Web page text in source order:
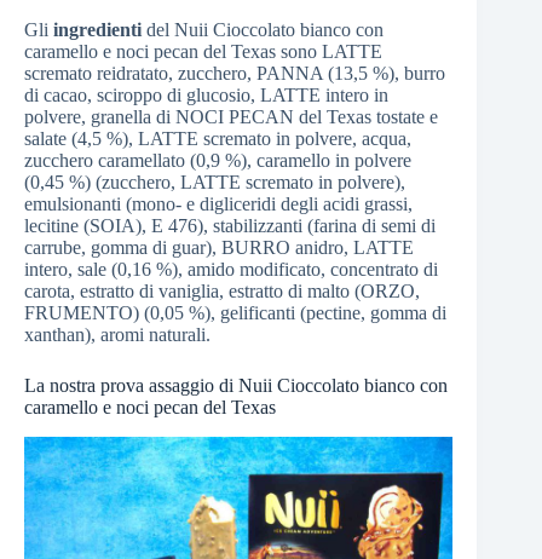
Gli ingredienti del Nuii Cioccolato bianco con
caramello e noci pecan del Texas sono LATTE
scremato reidratato, zucchero, PANNA (13,5 %), burro
di cacao, sciroppo di glucosio, LATTE intero in
polvere, granella di NOCI PECAN del Texas tostate e
salate (4,5 %), LATTE scremato in polvere, acqua,
zucchero caramellato (0,9 %), caramello in polvere
(0,45 %) (zucchero, LATTE scremato in polvere),
emulsionanti (mono- e digliceridi degli acidi grassi,
lecitine (SOIA), E 476), stabilizzanti (farina di semi di
carrube, gomma di guar), BURRO anidro, LATTE
intero, sale (0,16 %), amido modificato, concentrato di
carota, estratto di vaniglia, estratto di malto (ORZO,
FRUMENTO) (0,05 %), gelificanti (pectine, gomma di
xanthan), aromi naturali.
La nostra prova assaggio di Nuii Cioccolato bianco con
caramello e noci pecan del Texas